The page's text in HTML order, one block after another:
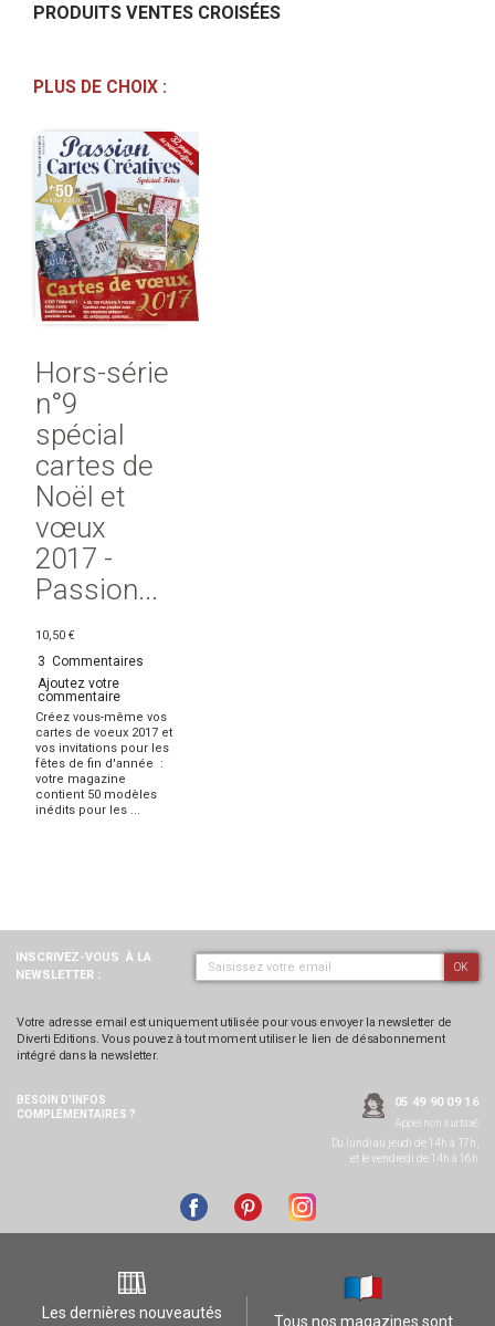
PRODUITS VENTES CROISÉES
PLUS DE CHOIX :
Hors-série
n°9
spécial
cartes de
Noël et
vœux
2017 -
Passion...
10,50 €
3 Commentaires
Ajoutez votre
commentaire
Créez vous-même vos
cartes de voeux 2017 et
vos invitations pour les
fêtes de fin d'année :
votre magazine
contient 50 modèles
inédits pour les ...
INSCRIVEZ-VOUS À LA
NEWSLETTER :
OK
Votre adresse email est uniquement utilisée pour vous envoyer la newsletter de
Diverti Editions. Vous pouvez à tout moment utiliser le lien de désabonnement
intégré dans la newsletter.
BESOIN D’INFOS
COMPLÉMENTAIRES ?
05 49 90 09 16
Appel non surtaxé
Du lundi au jeudi de 14h à 17h,
et le vendredi de 14h à 16h
Les dernières nouveautés Tous nos magazines sont